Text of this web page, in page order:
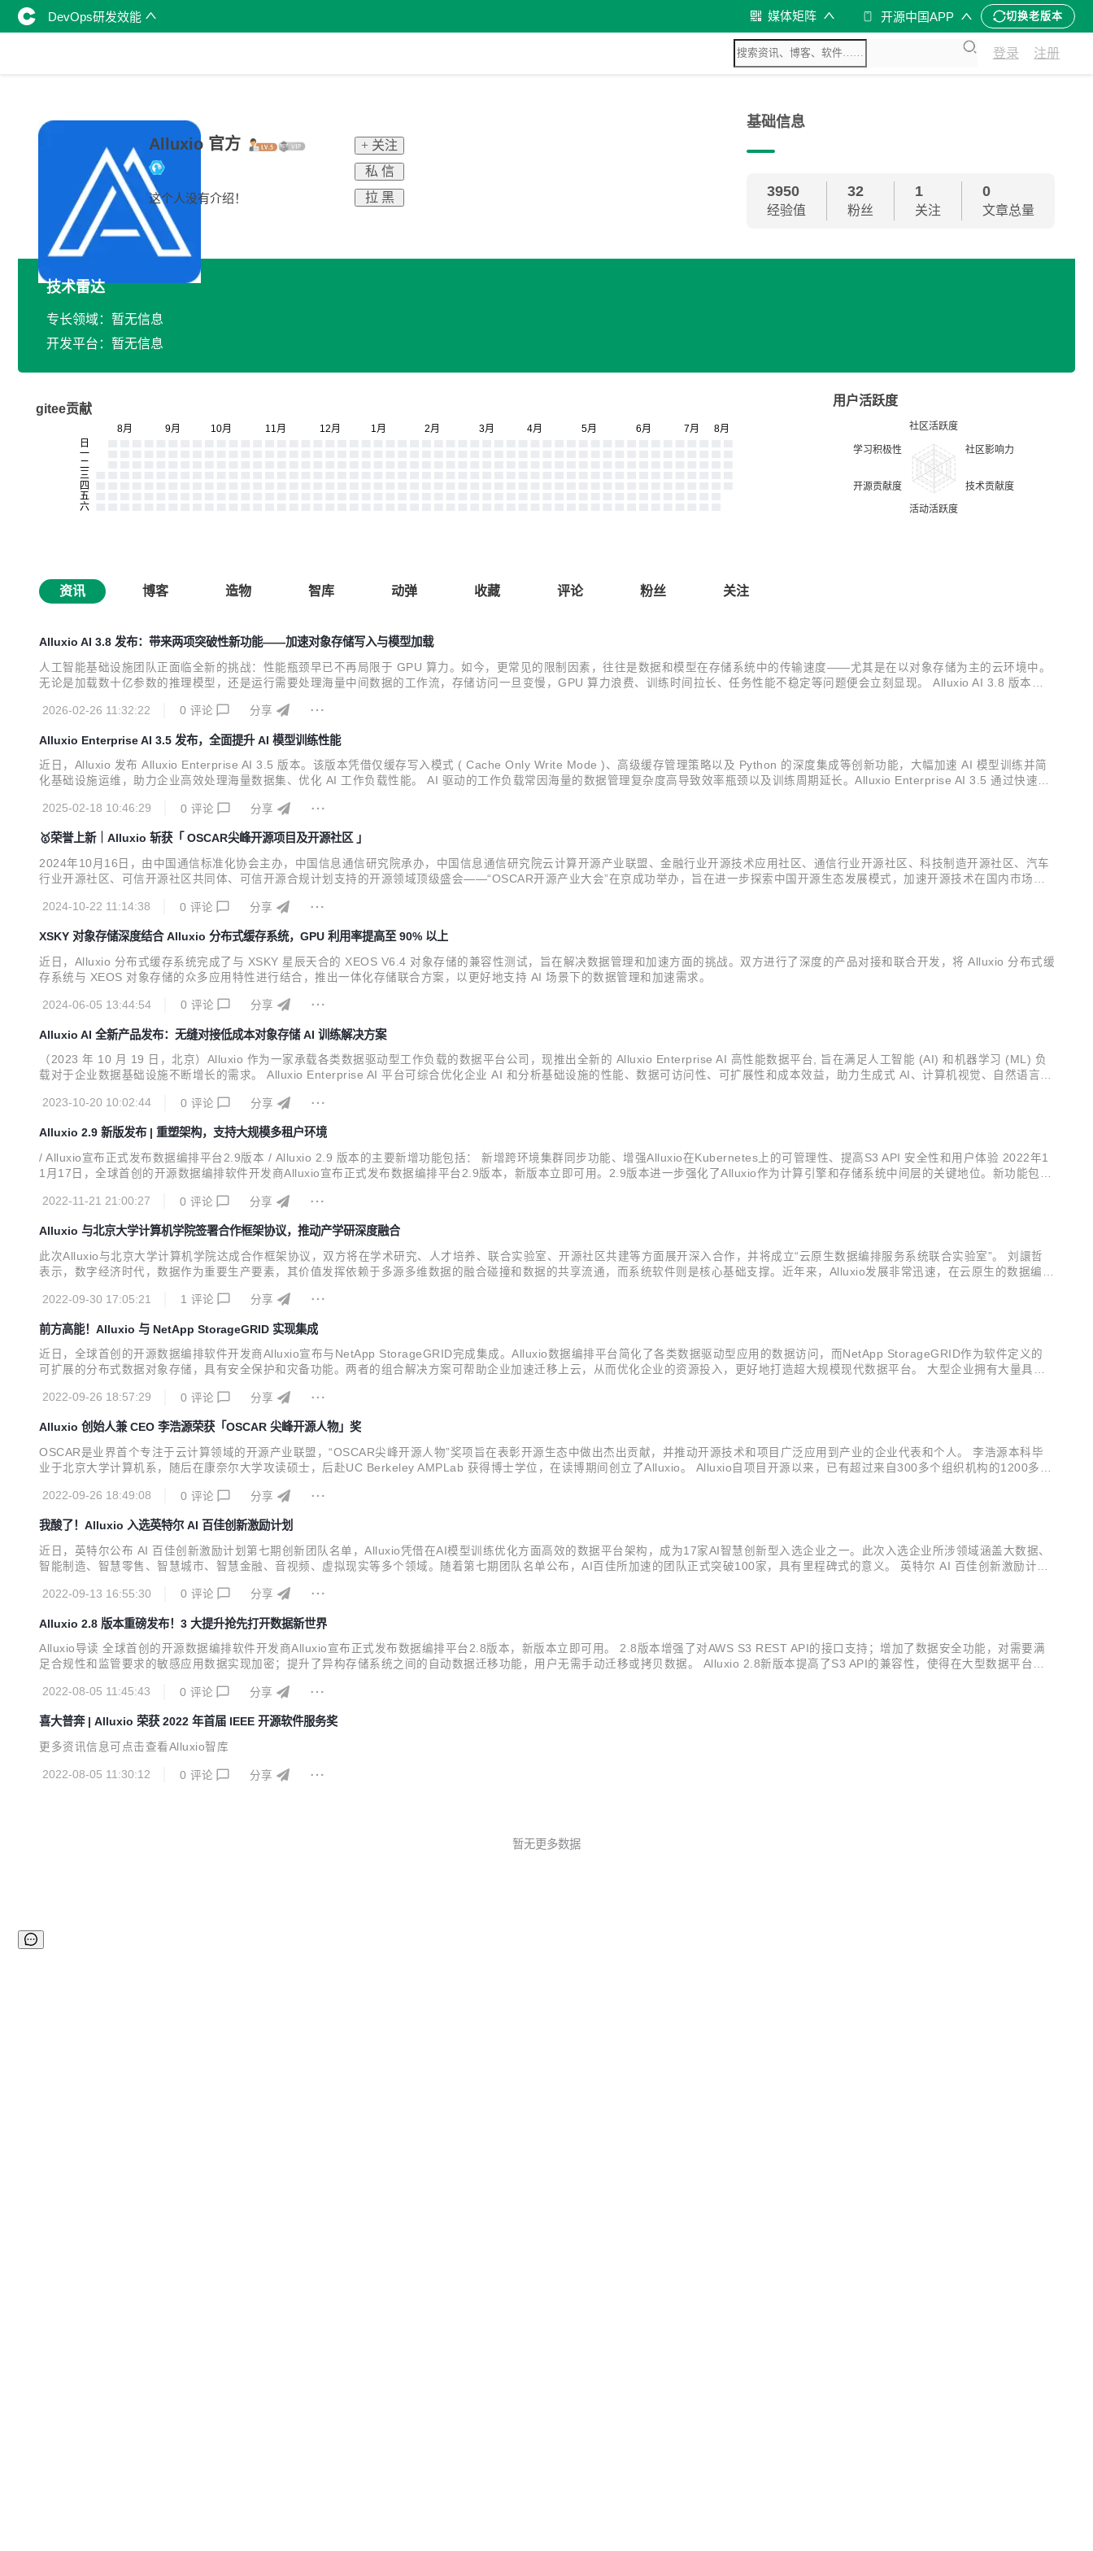
DevOps研发效能 媒体矩阵 开源中国APP 切换老版本
登录 注册
Alluxio 官方
这个人没有介绍！
+ 关注
私 信
拉 黑
基础信息
3950
经验值
32
粉丝
1
关注
0
文章总量
技术雷达
专长领域：暂无信息
开发平台：暂无信息
gitee贡献
用户活跃度
资讯 博客 造物 智库 动弹 收藏 评论 粉丝 关注
Alluxio AI 3.8 发布：带来两项突破性新功能——加速对象存储写入与模型加载
人工智能基础设施团队正面临全新的挑战：性能瓶颈早已不再局限于 GPU 算力。如今，更常见的限制因素，往往是数据和模型在存储系统中的传输速度——尤其是在以对象存储为主的云环境中。
无论是加载数十亿参数的推理模型，还是运行需要处理海量中间数据的工作流，存储访问一旦变慢，GPU 算力浪费、训练时间拉长、任务性能不稳定等问题便会立刻显现。 Alluxio AI 3.8 版本推
VMe 的模型权重加载吞...
2026-02-26 11:32:22 0 评论 分享
Alluxio Enterprise AI 3.5 发布，全面提升 AI 模型训练性能
近日，Alluxio 发布 Alluxio Enterprise AI 3.5 版本。该版本凭借仅缓存写入模式 ( Cache Only Write Mode )、高级缓存管理策略以及 Python 的深度集成等创新功能，大幅加速 AI 模型训练并简
化基础设施运维，助力企业高效处理海量数据集、优化 AI 工作负载性能。 AI 驱动的工作负载常因海量的数据管理复杂度高导致效率瓶颈以及训练周期延长。Alluxio Enterprise AI 3.5 通过快速优
2025-02-18 10:46:29
0 评论 分享
🥇荣誉上新｜Alluxio 斩获「 OSCAR尖峰开源项目及开源社区 」
2024年10月16日，由中国通信标准化协会主办，中国信息通信研究院承办，中国信息通信研究院云计算开源产业联盟、金融行业开源技术应用社区、通信行业开源社区、科技制造开源社区、汽车
行业开源社区、可信开源社区共同体、可信开源合规计划支持的开源领域顶级盛会——“OSCAR开源产业大会”在京成功举办，旨在进一步探索中国开源生态发展模式，加速开源技术在国内市场落
专家评委们的一致认可，从众多优秀的开源项目和社区...
2024-10-22 11:14:38 0 评论 分享
XSKY 对象存储深度结合 Alluxio 分布式缓存系统，GPU 利用率提高至 90% 以上
近日，Alluxio 分布式缓存系统完成了与 XSKY 星辰天合的 XEOS V6.4 对象存储的兼容性测试，旨在解决数据管理和加速方面的挑战。双方进行了深度的产品对接和联合开发，将 Alluxio 分布式缓
存系统与 XEOS 对象存储的众多应用特性进行结合，推出一体化存储联合方案，以更好地支持 AI 场景下的数据管理和加速需求。
2024-06-05 13:44:54 0 评论 分享
Alluxio AI 全新产品发布：无缝对接低成本对象存储 AI 训练解决方案
（2023 年 10 月 19 日，北京）Alluxio 作为一家承载各类数据驱动型工作负载的数据平台公司，现推出全新的 Alluxio Enterprise AI 高性能数据平台, 旨在满足人工智能 (AI) 和机器学习 (ML) 负
载对于企业数据基础设施不断增长的需求。 Alluxio Enterprise AI 平台可综合优化企业 AI 和分析基础设施的性能、数据可访问性、可扩展性和成本效益，助力生成式 AI、计算机视觉、自然语言处
2023-10-20 10:02:44
0 评论 分享
Alluxio 2.9 新版发布 | 重塑架构，支持大规模多租户环境
/ Alluxio宣布正式发布数据编排平台2.9版本 / Alluxio 2.9 版本的主要新增功能包括： 新增跨环境集群同步功能、增强Alluxio在Kubernetes上的可管理性、提高S3 API 安全性和用户体验 2022年1
1月17日，全球首创的开源数据编排软件开发商Alluxio宣布正式发布数据编排平台2.9版本，新版本立即可用。2.9版本进一步强化了Alluxio作为计算引擎和存储系统中间层的关键地位。新功能包
2022-11-21 21:00:27
0 评论 分享
Alluxio 与北京大学计算机学院签署合作框架协议，推动产学研深度融合
此次Alluxio与北京大学计算机学院达成合作框架协议，双方将在学术研究、人才培养、联合实验室、开源社区共建等方面展开深入合作，并将成立“云原生数据编排服务系统联合实验室”。 刘譞哲
表示，数字经济时代，数据作为重要生产要素，其价值发挥依赖于多源多维数据的融合碰撞和数据的共享流通，而系统软件则是核心基础支撑。近年来，Alluxio发展非常迅速，在云原生的数据编排
提的是，Alluxio创始人李浩源博士是北大计算机系的优秀校友，他...
2022-09-30 17:05:21 1 评论 分享
前方高能！Alluxio 与 NetApp StorageGRID 实现集成
近日，全球首创的开源数据编排软件开发商Alluxio宣布与NetApp StorageGRID完成集成。Alluxio数据编排平台简化了各类数据驱动型应用的数据访问，而NetApp StorageGRID作为软件定义的
可扩展的分布式数据对象存储，具有安全保护和灾备功能。两者的组合解决方案可帮助企业加速迁移上云，从而优化企业的资源投入，更好地打造超大规模现代数据平台。 大型企业拥有大量具有
的数据访问。 ...
2022-09-26 18:57:29 0 评论 分享
Alluxio 创始人兼 CEO 李浩源荣获「OSCAR 尖峰开源人物」奖
OSCAR是业界首个专注于云计算领域的开源产业联盟，“OSCAR尖峰开源人物”奖项旨在表彰开源生态中做出杰出贡献，并推动开源技术和项目广泛应用到产业的企业代表和个人。 李浩源本科毕
业于北京大学计算机系，随后在康奈尔大学攻读硕士，后赴UC Berkeley AMPLab 获得博士学位，在读博期间创立了Alluxio。 Alluxio自项目开源以来，已有超过来自300多个组织机构的1200多位
验证，全球十大互联网公司中有...
2022-09-26 18:49:08 0 评论 分享
我酸了！Alluxio 入选英特尔 AI 百佳创新激励计划
近日，英特尔公布 AI 百佳创新激励计划第七期创新团队名单，Alluxio凭借在AI模型训练优化方面高效的数据平台架构，成为17家AI智慧创新型入选企业之一。此次入选企业所涉领域涵盖大数据、
智能制造、智慧零售、智慧城市、智慧金融、音视频、虚拟现实等多个领域。随着第七期团队名单公布，AI百佳所加速的团队正式突破100家，具有里程碑式的意义。 英特尔 AI 百佳创新激励计划
处理器、至强可扩展处理器、FPGA、Open...
2022-09-13 16:55:30 0 评论 分享
Alluxio 2.8 版本重磅发布！3 大提升抢先打开数据新世界
Alluxio导读 全球首创的开源数据编排软件开发商Alluxio宣布正式发布数据编排平台2.8版本，新版本立即可用。 2.8版本增强了对AWS S3 REST API的接口支持；增加了数据安全功能，对需要满
足合规性和监管要求的敏感应用数据实现加密；提升了异构存储系统之间的自动数据迁移功能，用户无需手动迁移或拷贝数据。 Alluxio 2.8新版本提高了S3 API的兼容性，使得在大型数据平台上
言，数据迁移往往成为...
2022-08-05 11:45:43 0 评论 分享
喜大普奔 | Alluxio 荣获 2022 年首届 IEEE 开源软件服务奖
更多资讯信息可点击查看Alluxio智库
2022-08-05 11:30:12 0 评论 分享
暂无更多数据